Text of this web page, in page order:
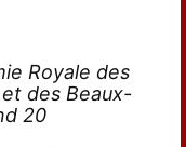
Royale des
des Beaux-
20